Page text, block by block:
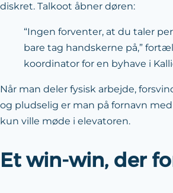
diskret. Talkoot åbner døren:
“Ingen forventer, at du taler
bare tag handskerne på,”
koordinator for en byhave i
Når man deler fysisk arbejde,
og pludselig er man på fornavn
kun ville møde i elevatoren.
Et win-win, der